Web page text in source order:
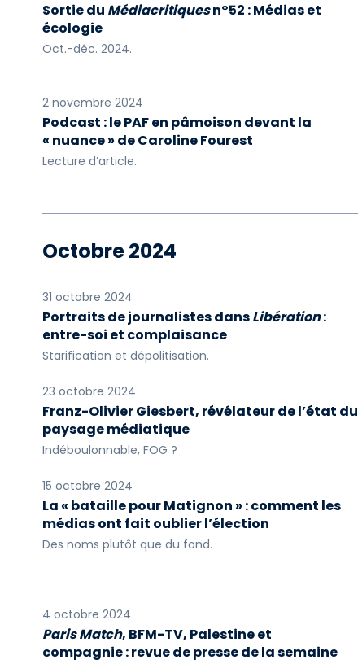
Sortie du Médiacritiquesn°52 : Médias et
écologie
Oct.-déc. 2024.
2 novembre 2024
Podcast : le PAF en pâmoison devant la
« nuance » de Caroline Fourest
Lecture d’article.
Octobre 2024
31 octobre 2024
Portraits de journalistes dansLibération:
entre-soi et complaisance
Starification et dépolitisation.
23 octobre 2024
Franz-Olivier Giesbert, révélateur de l’état du
paysage médiatique
Indéboulonnable, FOG ?
15 octobre 2024
La « bataille pour Matignon » : comment les
médias ont fait oublier l’élection
Des noms plutôt que du fond.
4 octobre 2024
Paris Match, BFM-TV, Palestine et
compagnie : revue de presse de la semaine